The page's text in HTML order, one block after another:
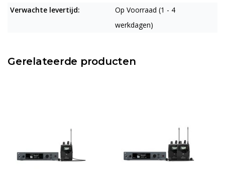
Verwachte levertijd:
Op Voorraad (1 - 4
werkdagen)
Gerelateerde producten